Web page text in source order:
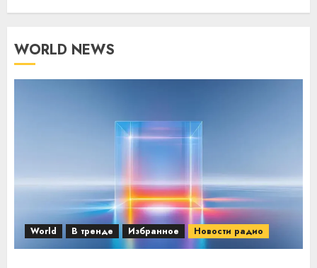
WORLD NEWS
World В тренде Избранное Новости радио